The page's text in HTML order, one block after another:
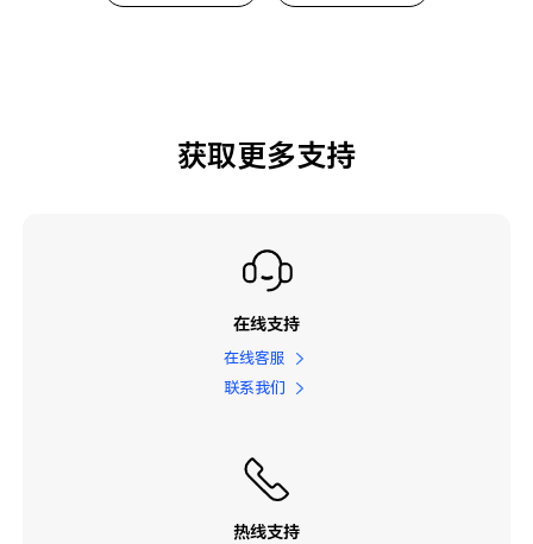
获取更多支持
在线支持
在线客服
联系我们
热线支持